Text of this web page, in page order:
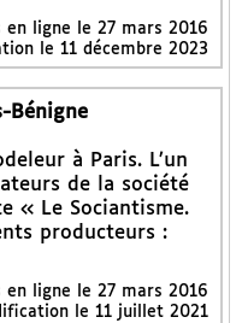
en ligne le27 mars 2016
le 11 décembre 2023
Bénigne
à Paris. L’un
de la société
« Le Sociantisme.
producteurs :
en ligne le27 mars 2016
le 11 juillet 2021